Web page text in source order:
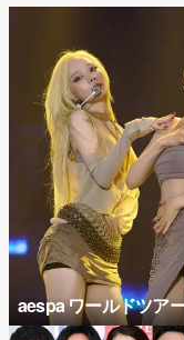
aespa ワールドツア